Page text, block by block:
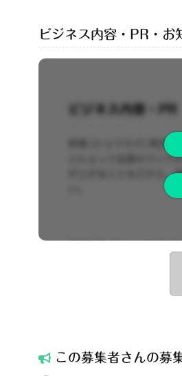
ビジネス内容・PR・お
この募集者さんの募